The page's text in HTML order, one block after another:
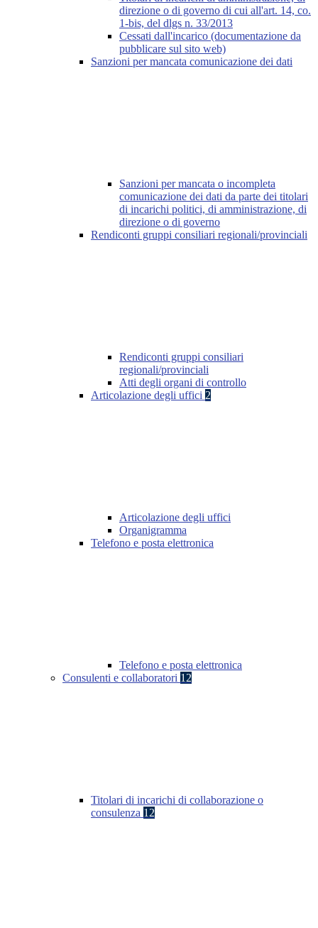
direzione o di governo di cui all'art. 14, co.
1-bis, del dlgs n. 33/2013
Cessati dall'incarico (documentazione da
pubblicare sul sito web)
Sanzioni per mancata comunicazione dei dati
Sanzioni per mancata o incompleta
comunicazione dei dati da parte dei titolari
di incarichi politici, di amministrazione, di
direzione o di governo
Rendiconti gruppi consiliari regionali/provinciali
Rendiconti gruppi consiliari
regionali/provinciali
Atti degli organi di controllo
Articolazione degli uffici 2
Articolazione degli uffici
Organigramma
Telefono e posta elettronica
Telefono e posta elettronica
Consulenti e collaboratori 12
Titolari di incarichi di collaborazione o
consulenza 12